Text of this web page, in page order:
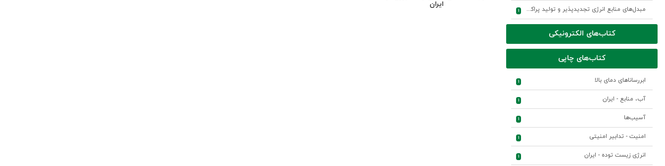
مبدل‌های منابع انرژی تجدیدپذیر و تولید پراکنده 1
کتاب‌های الکترونیکی
کتاب‌های چاپی
ابررساناهای دمای بالا 1
آب، منابع - ایران 1
آسیب‌ها 1
امنیت - تدابیر امنیتی 1
انرژی زیست توده - ایران 1
ایران